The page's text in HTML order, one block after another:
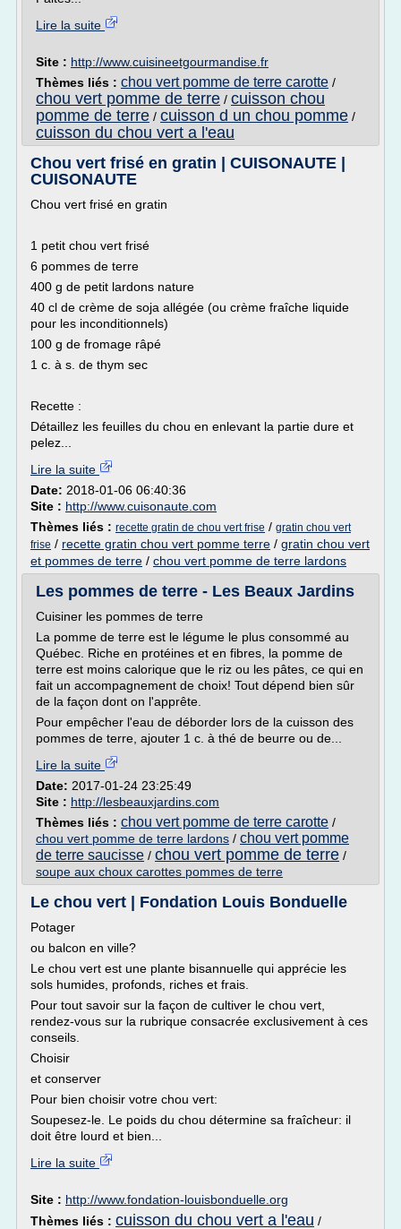
Lire la suite
Site : http://www.cuisineetgourmandise.fr
Thèmes liés : chou vert pomme de terre carotte /
chou vert pomme de terre / cuisson chou
pomme de terre / cuisson d un chou pomme /
cuisson du chou vert a l'eau
Chou vert frisé en gratin | CUISONAUTE |
CUISONAUTE
Chou vert frisé en gratin
1 petit chou vert frisé
6 pommes de terre
400 g de petit lardons nature
40 cl de crème de soja allégée (ou crème fraîche liquide
pour les inconditionnels)
100 g de fromage râpé
1 c. à s. de thym sec
Recette :
Détaillez les feuilles du chou en enlevant la partie dure et
pelez...
Lire la suite
Date: 2018-01-06 06:40:36
Site : http://www.cuisonaute.com
Thèmes liés : recette gratin de chou vert frise / gratin chou vert
frise / recette gratin chou vert pomme terre / gratin chou vert
et pommes de terre / chou vert pomme de terre lardons
Les pommes de terre - Les Beaux Jardins
Cuisiner les pommes de terre
La pomme de terre est le légume le plus consommé au
Québec. Riche en protéines et en fibres, la pomme de
terre est moins calorique que le riz ou les pâtes, ce qui en
fait un accompagnement de choix! Tout dépend bien sûr
de la façon dont on l'apprête.
Pour empêcher l'eau de déborder lors de la cuisson des
pommes de terre, ajouter 1 c. à thé de beurre ou de...
Lire la suite
Date: 2017-01-24 23:25:49
Site : http://lesbeauxjardins.com
Thèmes liés : chou vert pomme de terre carotte /
chou vert pomme de terre lardons / chou vert pomme
de terre saucisse / chou vert pomme de terre /
soupe aux choux carottes pommes de terre
Le chou vert | Fondation Louis Bonduelle
Potager
ou balcon en ville?
Le chou vert est une plante bisannuelle qui apprécie les
sols humides, profonds, riches et frais.
Pour tout savoir sur la façon de cultiver le chou vert,
rendez-vous sur la rubrique consacrée exclusivement à ces
conseils.
Choisir
et conserver
Pour bien choisir votre chou vert:
Soupesez-le. Le poids du chou détermine sa fraîcheur: il
doit être lourd et bien...
Lire la suite
Site : http://www.fondation-louisbonduelle.org
Thèmes liés : cuisson du chou vert a l'eau /